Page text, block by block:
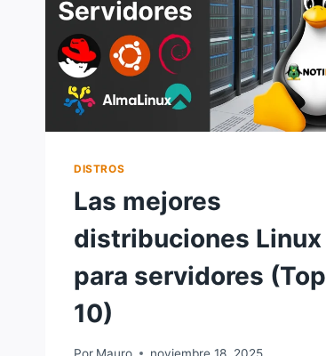
DISTROS
Las mejores
distribuciones Linux
para servidores (Top
10)
Por Mauro noviembre 18, 2025